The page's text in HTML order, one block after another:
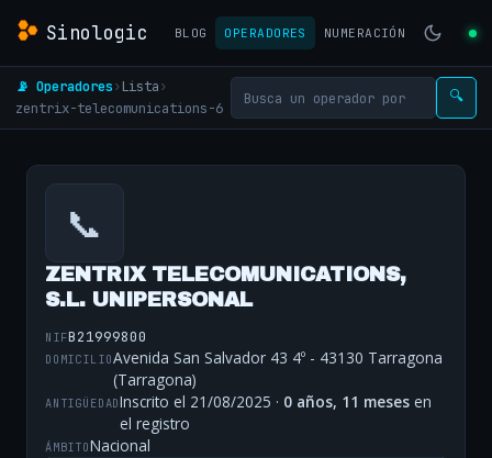
Sinologic BLOG OPERADORES NUMERACIÓN
📡 Operadores› Lista›
zentrix-telecomunications-6
🔍
📞
ZENTRIX TELECOMUNICATIONS,
S.L. UNIPERSONAL
NIFB21999800
DOMICILIOAvenida San Salvador 43 4º - 43130 Tarragona
(Tarragona)
ANTIGÜEDADInscrito el 21/08/2025 · 0 años, 11 meses en
el registro
ÁMBITONacional